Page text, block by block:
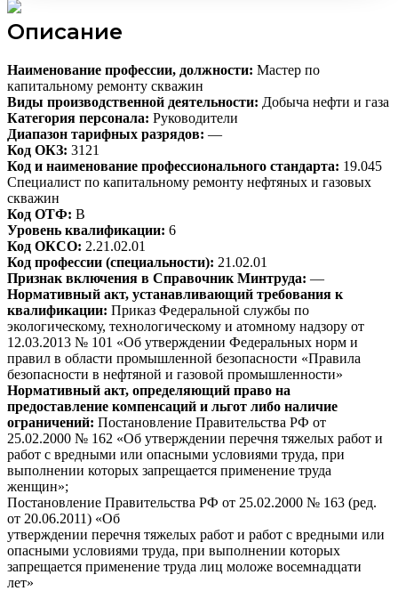
Описание
Наименование профессии, должности: Мастер по
капитальному ремонту скважин
Виды производственной деятельности: Добыча нефти и газа
Категория персонала: Руководители
Диапазон тарифных разрядов: —
Код ОКЗ: 3121
Код и наименование профессионального стандарта: 19.045
Специалист по капитальному ремонту нефтяных и газовых
скважин
Код ОТФ: B
Уровень квалификации: 6
Код ОКСО: 2.21.02.01
Код профессии (специальности): 21.02.01
Признак включения в Справочник Минтруда: —
Нормативный акт, устанавливающий требования к
квалификации: Приказ Федеральной службы по
экологическому, технологическому и атомному надзору от
12.03.2013 № 101 «Об утверждении Федеральных норм и
правил в области промышленной безопасности «Правила
безопасности в нефтяной и газовой промышленности»
Нормативный акт, определяющий право на
предоставление компенсаций и льгот либо наличие
ограничений: Постановление Правительства РФ от
25.02.2000 № 162 «Об утверждении перечня тяжелых работ и
работ с вредными или опасными условиями труда, при
выполнении которых запрещается применение труда
женщин»;
Постановление Правительства РФ от 25.02.2000 № 163 (ред.
от 20.06.2011) «Об
утверждении перечня тяжелых работ и работ с вредными или
опасными условиями труда, при выполнении которых
запрещается применение труда лиц моложе восемнадцати
лет»